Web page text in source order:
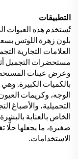
التطبيقات
تُستخدم هذه العبوات
العلامات التجارية
مستحضرات التجميل
وعرض عينات
بالكميات الكبيرة.
الوجه، وكريمات
التجميلية، والأصباغ
الخاص بالعناية
صغيرة، ما يجعلها حلًّا
الاستخدامات.